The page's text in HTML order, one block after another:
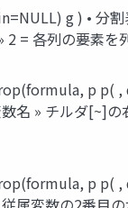
g ) • 分
= 各列の要素を
p p(
名 » チルダ[~]
p p(